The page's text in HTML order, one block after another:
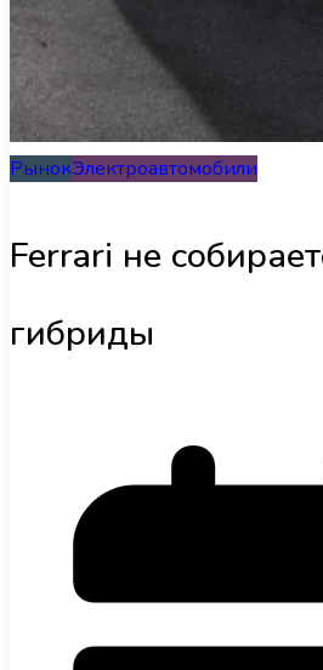
Інфраструктура
Обзоры
РынокЭлектроавтомобили
Ferrari не
гибриды